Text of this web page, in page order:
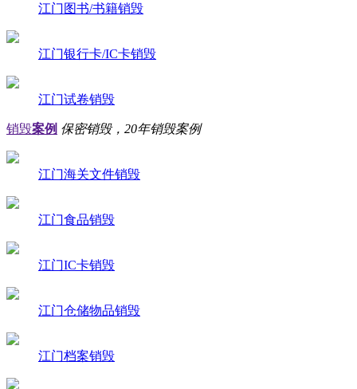
江门图书/书籍销毁
江门银行卡/IC卡销毁
江门试卷销毁
销毁案例 保密销毁，20年销毁案例
江门海关文件销毁
江门食品销毁
江门IC卡销毁
江门仓储物品销毁
江门档案销毁